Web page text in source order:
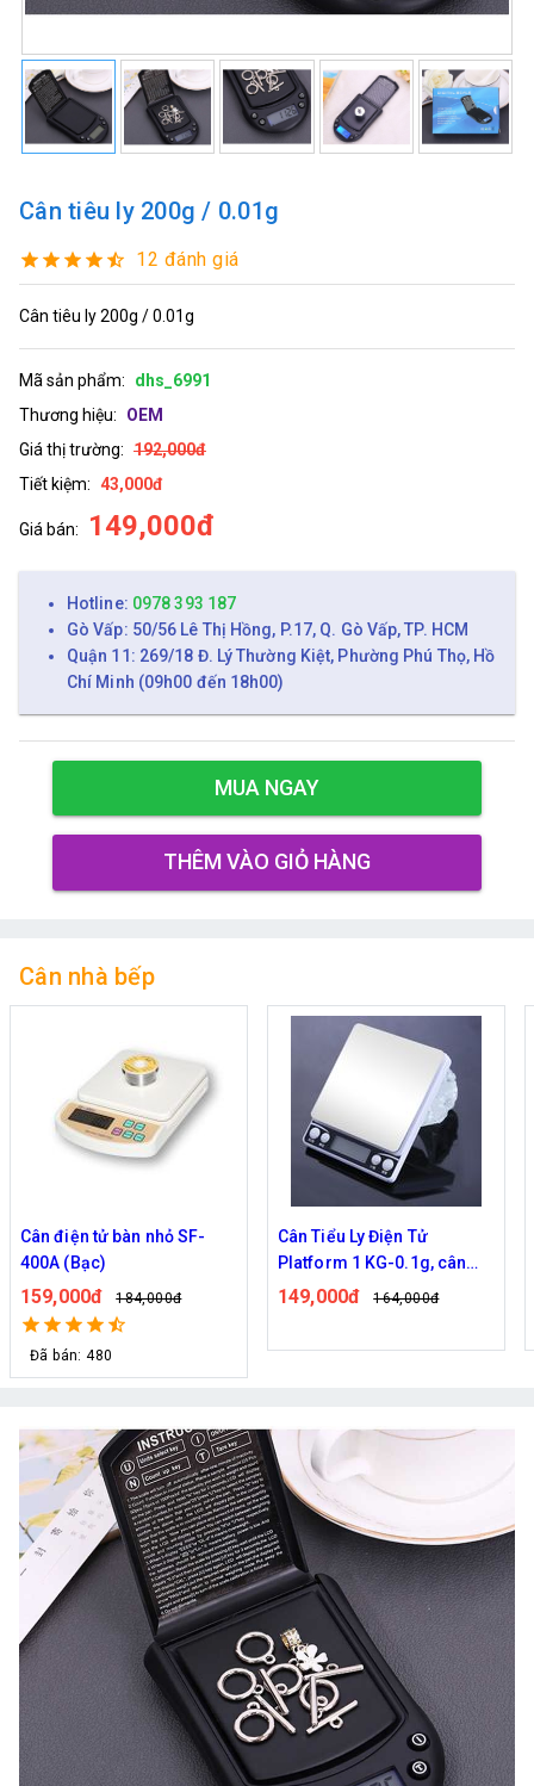
Cân tiêu ly 200g / 0.01g
12 đánh giá
Cân tiêu ly 200g / 0.01g
Mã sản phẩm:
dhs_6991
Thương hiệu:
OEM
Giá thị trường: 192,000đ
Tiết kiệm: 43,000đ
Giá bán: 149,000đ
Hotline: 0978 393 187
Gò Vấp: 50/56 Lê Thị Hồng, P.17, Q. Gò Vấp, TP. HCM
Quận 11: 269/18 Đ. Lý Thường Kiệt, Phường Phú Thọ, Hồ
Chí Minh (09h00 đến 18h00)
MUA NGAY
THÊM VÀO GIỎ HÀNG
Cân nhà bếp
Cân điện tử bàn nhỏ SF-
400A (Bạc)
159,000đ 184,000đ
Đã bán: 480
Cân Tiểu Ly Điện Tử
Platform 1 KG-0.1g, cân
nhà bếp, cân thực phẩm,
149,000đ 164,000đ